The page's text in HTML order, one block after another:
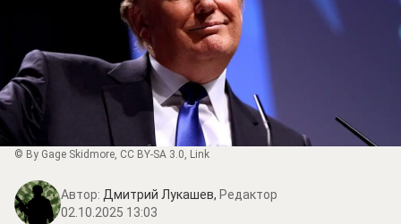
© By Gage Skidmore, CC BY-SA 3.0, Link
Автор: Дмитрий Лукашев, Редактор
02.10.2025 13:03